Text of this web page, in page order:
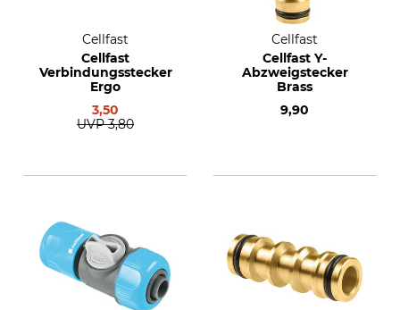
Cellfast
Cellfast
Verbindungsstecker
Ergo
3,50
UVP 3,80
Cellfast
Cellfast Y-
Abzweigstecker
Brass
9,90